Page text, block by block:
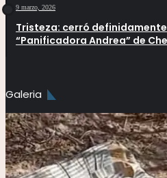
9 marzo, 2026
Tristeza: cerró
“Panificadora Andrea” de
Galeria